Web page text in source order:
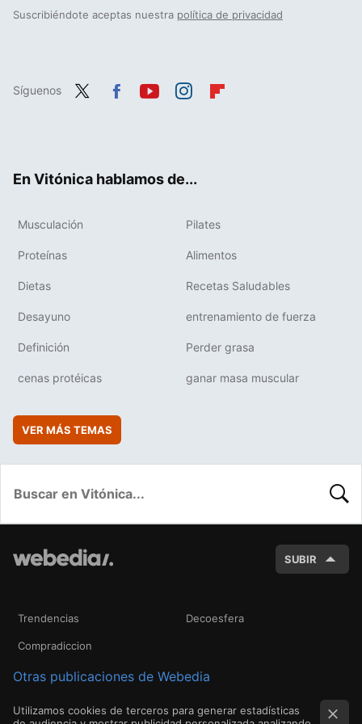
Suscribiéndote aceptas nuestra política de privacidad
Síguenos
En Vitónica hablamos de...
Musculación Pilates
Proteínas Alimentos
Dietas Recetas Saludables
Desayuno entrenamiento de fuerza
Definición Perder grasa
cenas protéicas ganar masa muscular
VER MÁS TEMAS
SUBIR
Trendencias Decoesfera
Compradiccion
Otras publicaciones de Webedia
Utilizamos cookies de terceros para generar estadísticas